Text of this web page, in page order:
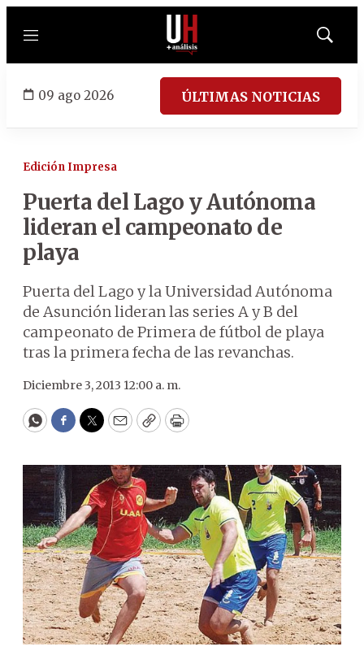
Menú
Mostrar
09 ago 2026 ÚLTIMAS NOTICIAS
Edición Impresa
Puerta del Lago y Autónoma
lideran el campeonato de
playa
Puerta del Lago y la Universidad Autónoma
de Asunción lideran las series A y B del
campeonato de Primera de fútbol de playa
tras la primera fecha de las revanchas.
Diciembre 3, 2013 12:00 a. m.
WhatsApp
Facebook
Twitter
EmailCopyPrint